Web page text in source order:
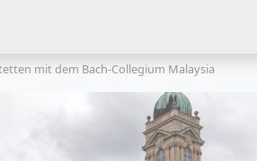
mit dem Bach-Collegium Malaysia